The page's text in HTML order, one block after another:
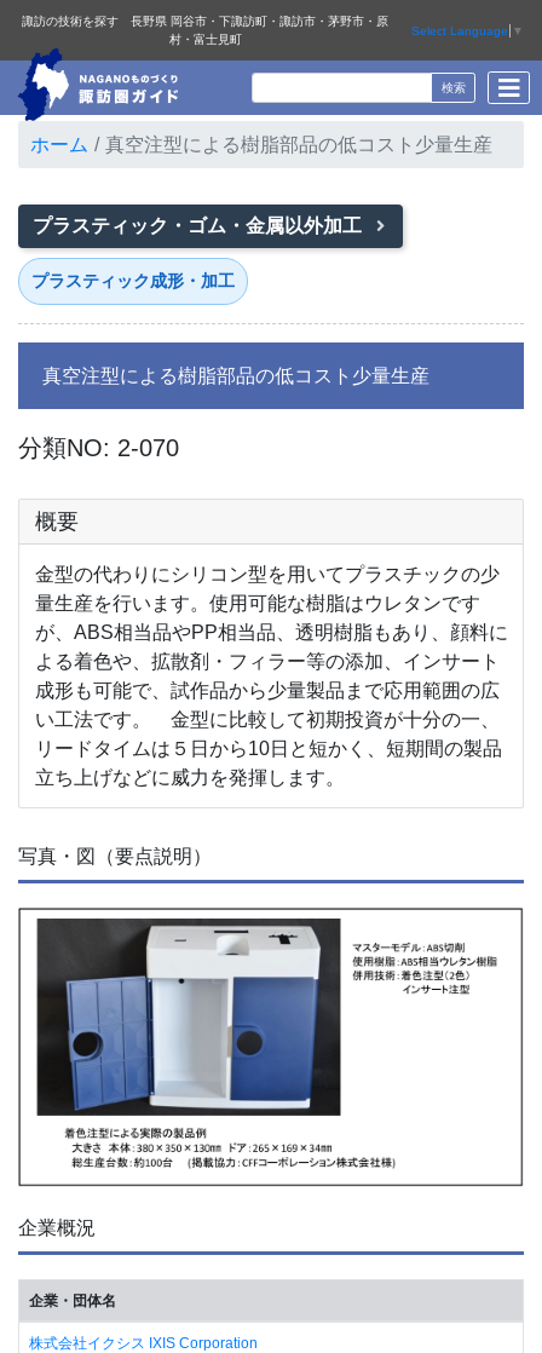
諏訪の技術を探す 長野県 岡谷市・下諏訪町・諏訪市・茅野市・原
村・富士見町
Select Language ▼
ホーム 真空注型による樹脂部品の低コスト少量生産
プラスティック・ゴム・金属以外加工
プラスティック成形・加工
真空注型による樹脂部品の低コスト少量生産
分類NO: 2-070
概要
金型の代わりにシリコン型を用いてプラスチックの少
量生産を行います。使用可能な樹脂はウレタンです
が、ABS相当品やPP相当品、透明樹脂もあり、顔料に
よる着色や、拡散剤・フィラー等の添加、インサート
成形も可能で、試作品から少量製品まで応用範囲の広
い工法です。 金型に比較して初期投資が十分の一、
リードタイムは５日から10日と短かく、短期間の製品
立ち上げなどに威力を発揮します。
写真・図（要点説明）
企業概況
企業・団体名
株式会社イクシス IXIS Corporation